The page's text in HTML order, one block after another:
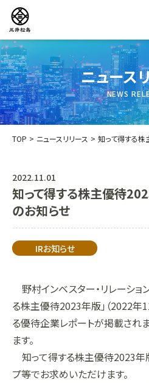
トップメッセージ
中期経営計画2030
組織
コーポレート･ガバナンス
投資家（IR）情報
決算短信
決算説明資料
決算説明会動画（アーカイブ）
株式会社明光商会
株式会社システックキョーワ
CST株式会社
社長メッセージ・基本方針
採用情報
ニュース
NEWS
TOP ニュースリリース 知って得する
2022.11.01
知って得する株主優待
のお知らせ
IRお知らせ
野村インベスター・リレーショ
る株主優待2023年版」（2022年
る優待企業レポートが掲載され
ます。
知って得する株主優待2023年
プ等でお求めいただけます。